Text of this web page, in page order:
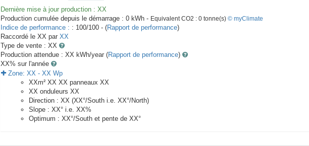
Dernière mise à jour production : XX
Production cumulée depuis le démarrage : 0 kWh - Equivalent CO2 : 0 tonne(s) © myClimate
Indice de performance : : 100/100 - (Rapport de performance)
Raccordé le XX par XX
Type de vente : XX
Production attendue : XX kWh/year (Rapport de performance)
XX% sur l'année
Zone: XX - XX Wp
XXm² XX XX panneaux XX
XX onduleurs XX
Direction : XX (XX°/South i.e. XX°/North)
Slope : XX° i.e. XX%
Optimum : XX°/South et pente de XX°